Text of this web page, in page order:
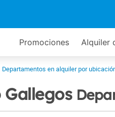
Promociones Alquiler
Departamentos en alquiler por
Gallegos